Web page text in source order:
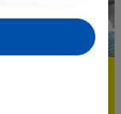
TCF
werden